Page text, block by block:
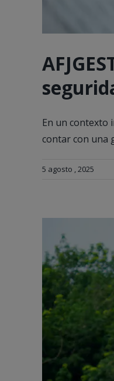
En un contexto
contar con una
5 agosto , 2025